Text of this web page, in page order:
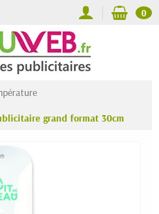
0
grand format 30cm